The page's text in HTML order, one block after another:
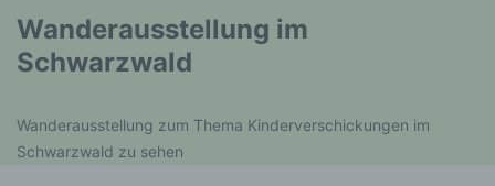
Wanderausstellung im
Schwarzwald
Wanderausstellung zum Thema Kinderverschickungen im
Schwarzwald zu sehen